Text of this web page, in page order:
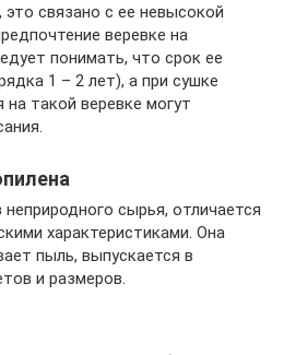
связано с ее невысокой
веревке на
понимать, что срок ее
1 – 2 лет), а при сушке
такой веревке могут
сырья, отличается
характеристиками. Она
пыль, выпускается в
и размеров.